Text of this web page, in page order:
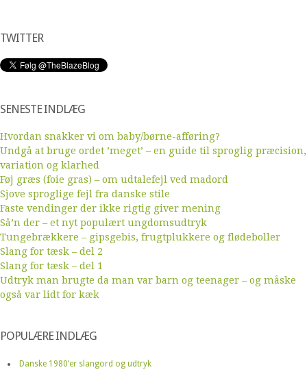
TWITTER
SENESTE INDLÆG
Hvordan snakker vi om baby/børne-afføring?
Undgå at bruge ordet ’meget’ – en guide til sproglig præcision,
variation og klarhed
Føj græs (foie gras) – om udtalefejl ved madord
Sjove sproglige fejl fra danske stile
Faste vendinger der ikke rigtig giver mening
Så’n der – et nyt populært ungdomsudtryk
Tungebrækkere – gipsgebis, frugtplukkere og flødeboller
Slang for tæsk – del 2
Slang for tæsk – del 1
Udtryk man brugte da man var barn og teenager – og måske
også var lidt for kæk
POPULÆRE INDLÆG
Danske 1980’er slangord og udtryk